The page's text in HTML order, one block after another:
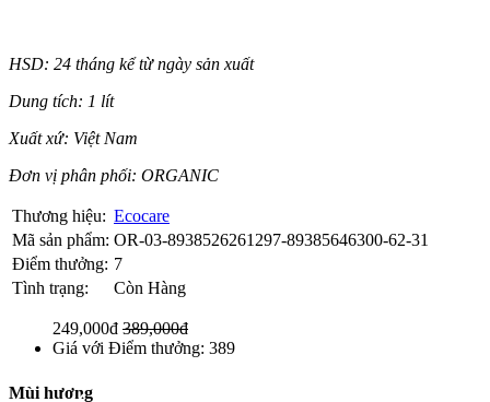
HSD: 24 tháng kể từ ngày sản xuất
Dung tích: 1 lít
Xuất xứ: Việt Nam
Đơn vị phân phối: ORGANIC
Thương hiệu: Ecocare
Mã sản phẩm: OR-03-8938526261297-89385646300-62-31
Điểm thưởng: 7
Tình trạng:
Còn Hàng
249,000đ 389,000đ
Giá với Điểm thưởng: 389
Mùi hương